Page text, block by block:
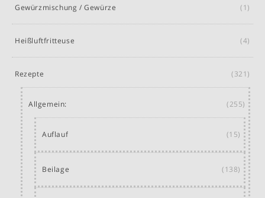
Gewürzmischung / Gewürze (1)
Heißluftfritteuse (4)
Rezepte (321)
Allgemein: (255)
Auflauf (15)
Beilage (138)